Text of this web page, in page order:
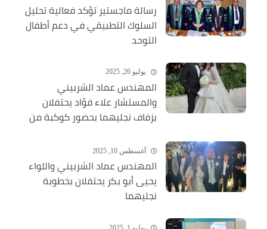
رسالة ماجستير تؤكد فعالية تحليل
السلوك التطبيقي في دعم أطفال
التوحد
يوليو 26, 2025
المهندس عماد الشربيني
والمستشار علاء فؤاد يحتفلان
بزفاف نجليهما بحضور كوكبة من
أغسطس 10, 2025
المهندس عماد الشربيني واللواء
يحيى أبو بكر يحتفلان بخطوبة
نجليهما